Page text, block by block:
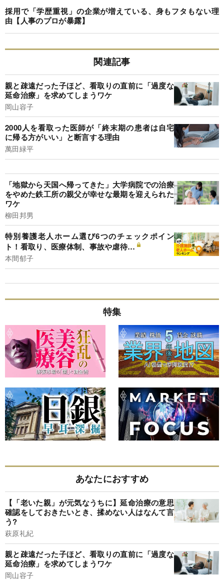
採用で「学歴重視」の企業が増えている、身もフタもない理
由【人事のプロが暴露】
関連記事
親と疎遠だった子ほど、看取りの直前に「過度な
延命治療」を求めてしまうワケ
岡山容子
2000人を看取った医師が「終末期の患者は自宅
に帰る方がいい」と断言する理由
萬田緑平
「地獄から天国へ帰ってきた」大学病院での治療
をやめた鉄工所の親父が幸せな最期を迎えられた
ワケ
柳田邦男
特別養護老人ホーム選び6つのチェックポイン
ト！看取り、医療体制、事故や虐待…
本間郁子
特集
あなたにおすすめ
【「老いた親」が元気なうちに】延命治療の意思
確認をしておきたいとき、揉めない人はなんて言
う?
萩原礼紀
親と疎遠だった子ほど、看取りの直前に「過度な
延命治療」を求めてしまうワケ
岡山容子